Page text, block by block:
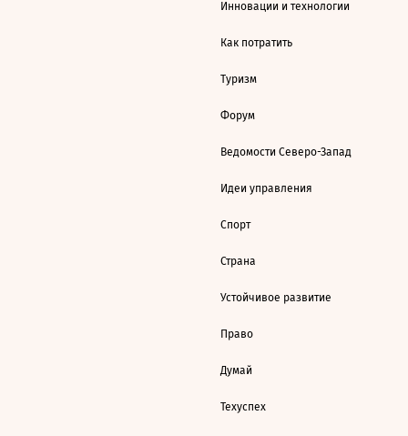
Инновации и технологии
Как потратить
Туризм
Форум
Ведомости Северо-Запад
Идеи управления
Спорт
Страна
Устойчивое развитие
Право
Думай
Техуспех